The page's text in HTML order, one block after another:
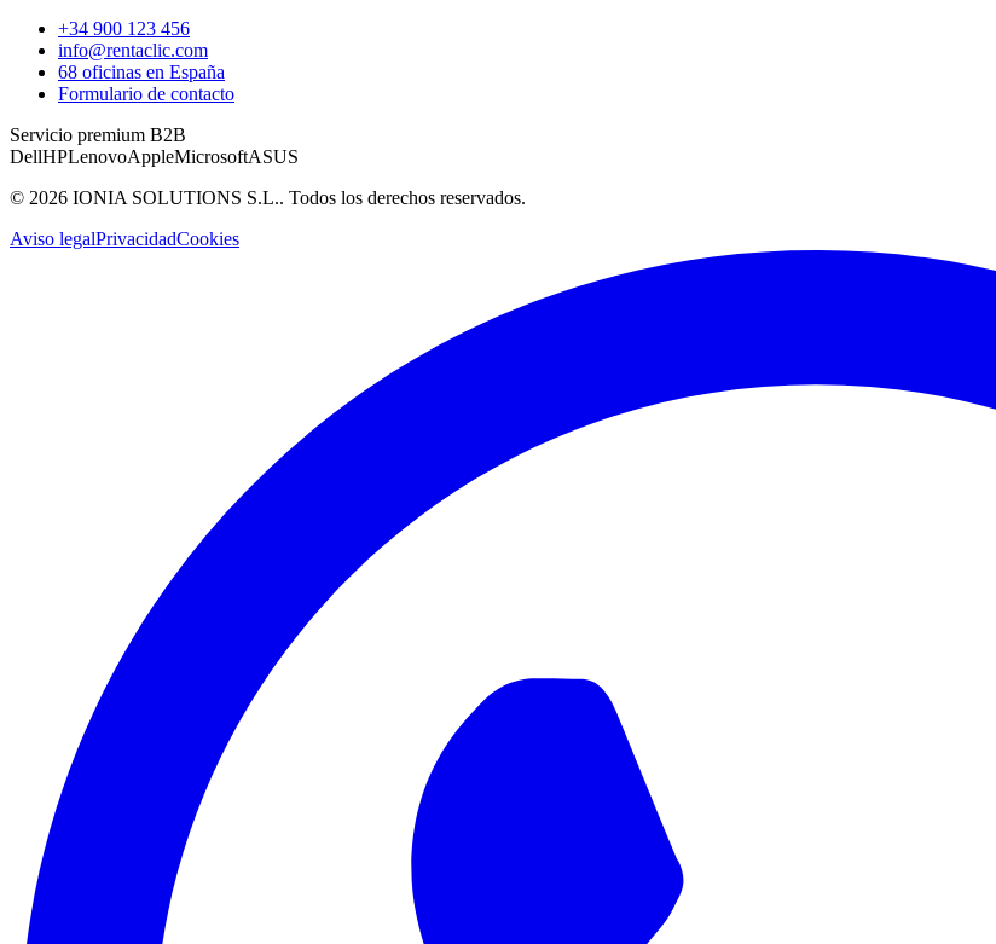
+34 900 123 456
info@rentaclic.com
68 oficinas en España
Formulario de contacto
Servicio premium B2B
DellHPLenovoAppleMicrosoftASUS
© 2026 IONIA SOLUTIONS S.L.. Todos los derechos reservados.
Aviso legalPrivacidadCookies